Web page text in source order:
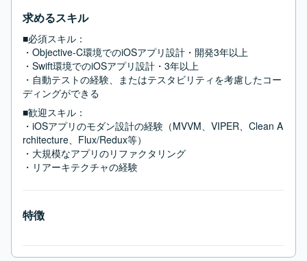
求めるスキル
■必須スキル：
・Objective-C環境でのiOSアプリ設計・開発3年以上
・Swift環境でのiOSアプリ設計・3年以上
・自動テストの経験、またはテスタビリティを考慮したコー
ディングができる
■歓迎スキル：
・iOSアプリのモダン設計の経験（MVVM、VIPER、Clean A
rchitecture、Flux/Redux等）
・大規模なアプリのリファクタリング
・リアーキテクチャの経験
特徴